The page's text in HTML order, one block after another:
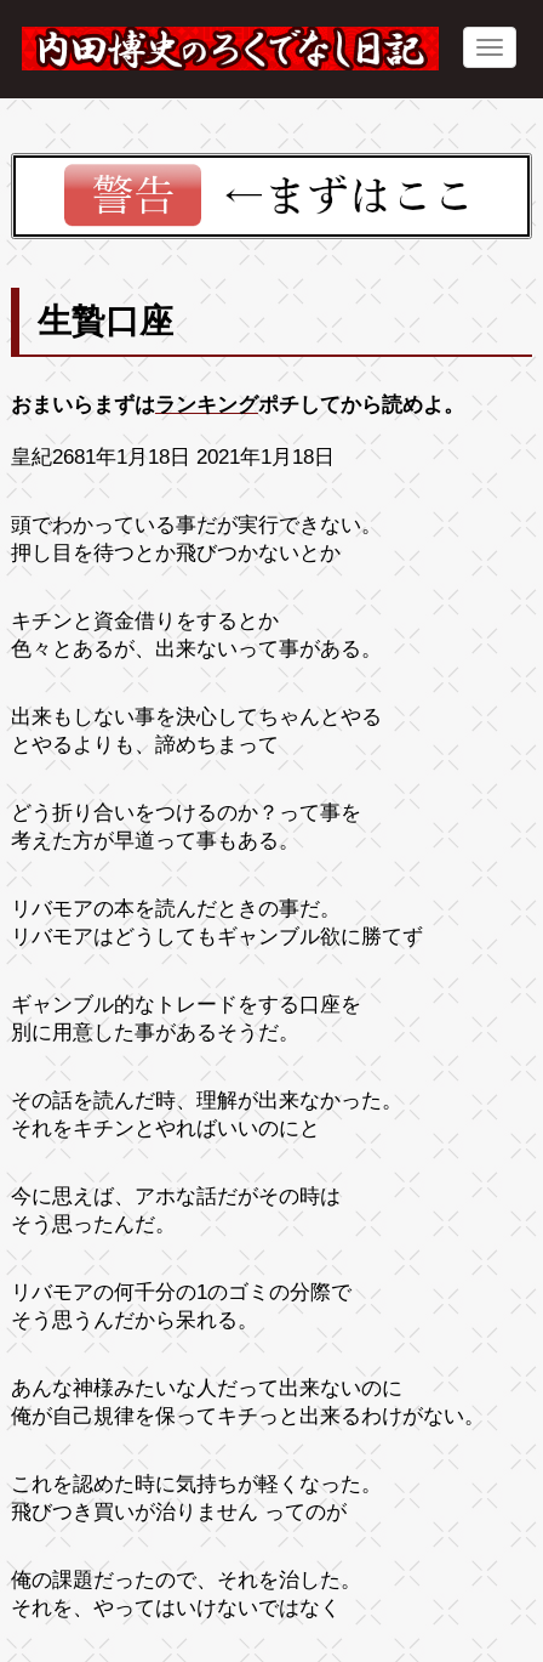
生贄口座
おまいらまずはランキングポチしてから読めよ。
皇紀2681年1月18日 2021年1月18日
頭でわかっている事だが実行できない。
押し目を待つとか飛びつかないとか
キチンと資金借りをするとか
色々とあるが、出来ないって事がある。
出来もしない事を決心してちゃんとやる
とやるよりも、諦めちまって
どう折り合いをつけるのか？って事を
考えた方が早道って事もある。
リバモアの本を読んだときの事だ。
リバモアはどうしてもギャンブル欲に勝てず
ギャンブル的なトレードをする口座を
別に用意した事があるそうだ。
その話を読んだ時、理解が出来なかった。
それをキチンとやればいいのにと
今に思えば、アホな話だがその時は
そう思ったんだ。
リバモアの何千分の1のゴミの分際で
そう思うんだから呆れる。
あんな神様みたいな人だって出来ないのに
俺が自己規律を保ってキチっと出来るわけがない。
これを認めた時に気持ちが軽くなった。
飛びつき買いが治りません ってのが
俺の課題だったので、それを治した。
それを、やってはいけないではなく